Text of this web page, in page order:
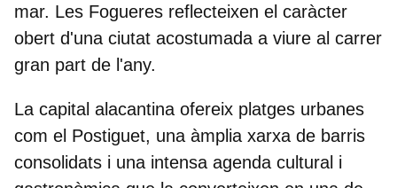
mar. Les Fogueres reflecteixen el caràcter
obert d'una ciutat acostumada a viure al carrer
gran part de l'any.
La capital alacantina ofereix platges urbanes
com el Postiguet, una àmplia xarxa de barris
consolidats i una intensa agenda cultural i